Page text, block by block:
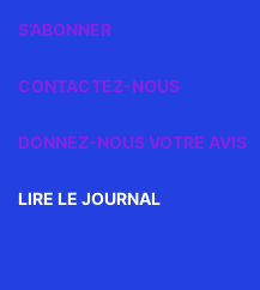
S’ABONNER
CONTACTEZ-NOUS
DONNEZ-NOUS VOTRE AVIS
LIRE LE JOURNAL